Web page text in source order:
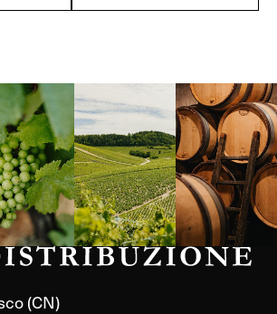
Borgogna,
Francia
Instagram
(CN)